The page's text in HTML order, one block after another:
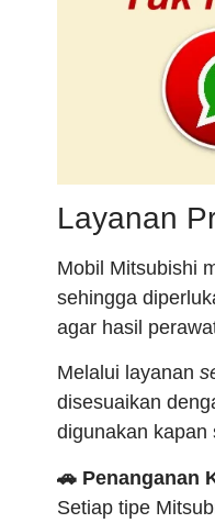
Layanan
Mobil Mitsubishi
sehingga
agar hasil
Melalui layanan
disesuaikan
digunakan kapan
🚗 Penanganan
Setiap tipe